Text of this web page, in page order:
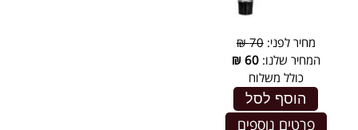
מחיר לפני:70 ₪
המחיר שלנו:60
₪
כולל משלוח
הוסף לסל
פרטים נוספים